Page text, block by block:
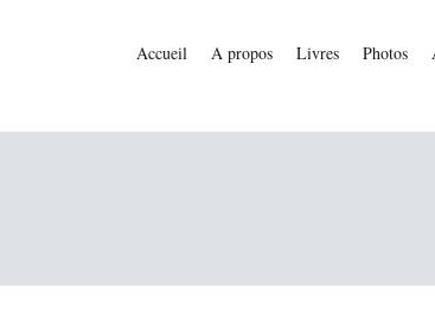
Accueil A propos Livres Photos